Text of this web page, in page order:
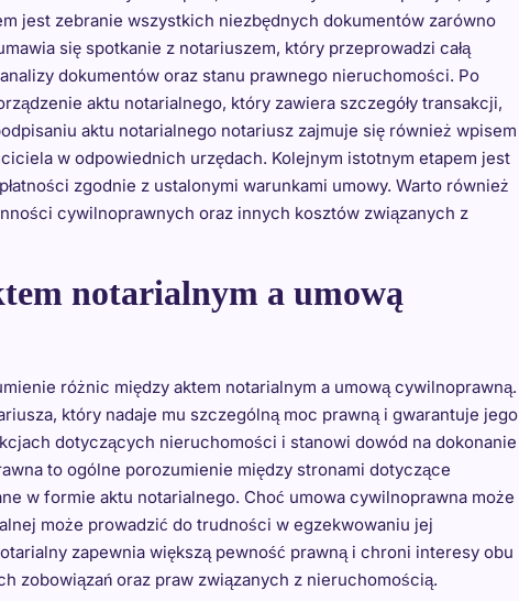
jest zebranie wszystkich niezbędnych dokumentów zarówno
się spotkanie z notariuszem, który przeprowadzi całą
dokumentów oraz stanu prawnego nieruchomości. Po
aktu notarialnego, który zawiera szczegóły transakcji,
aktu notarialnego notariusz zajmuje się również wpisem
w odpowiednich urzędach. Kolejnym istotnym etapem jest
zgodnie z ustalonymi warunkami umowy. Warto również
cywilnoprawnych oraz innych kosztów związanych z
notarialnym a umową
różnic między aktem notarialnym a umową cywilnoprawną.
który nadaje mu szczególną moc prawną i gwarantuje jego
dotyczących nieruchomości i stanowi dowód na dokonanie
to ogólne porozumienie między stronami dotyczące
w formie aktu notarialnego. Choć umowa cywilnoprawna może
może prowadzić do trudności w egzekwowaniu jej
zapewnia większą pewność prawną i chroni interesy obu
zobowiązań oraz praw związanych z nieruchomością.